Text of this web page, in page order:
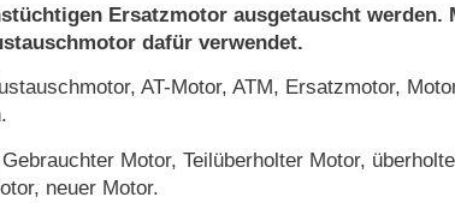
Ersatzmotor ausgetauscht werden.
dafür verwendet.
AT-Motor, ATM, Ersatzmotor,
Gebrauchter Motor, Teilüberholter Motor,
neuer Motor.